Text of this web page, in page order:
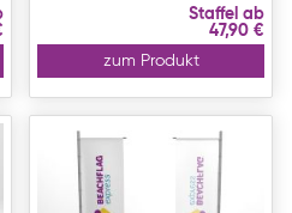
Staffel ab
47,90 €
zum Produkt